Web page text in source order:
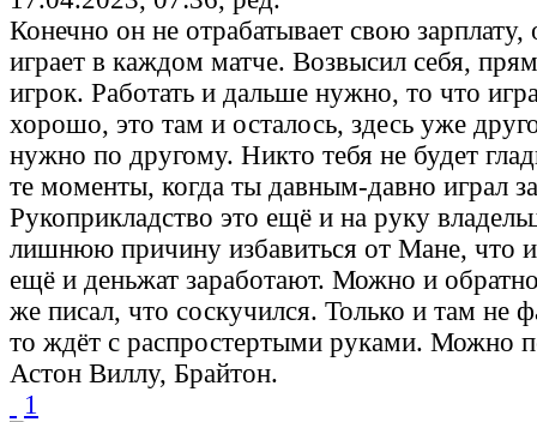
Конечно он не отрабатывает свою
играет в каждом матче. Возвысил себя,
игрок. Работать и дальше нужно, то что
хорошо, это там и осталось, здесь уже
нужно по другому. Никто тебя не будет
те моменты, когда ты давным-давно играл
Рукоприкладство это ещё и на руку
лишнюю причину избавиться от Мане, что и
ещё и деньжат заработают. Можно и
же писал, что соскучился. Только и там не
то ждёт с распростертыми руками. Можно
Астон Виллу, Брайтон.
1